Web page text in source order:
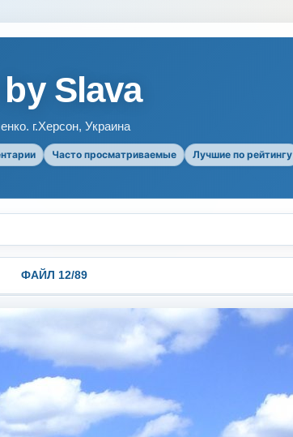
Slava
г.Херсон, Украина
Часто просматриваемые Лучшие по рейтингу
ФАЙЛ 12/89